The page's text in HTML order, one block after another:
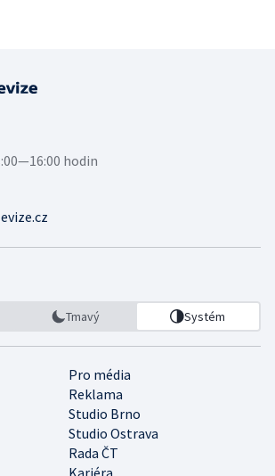
hodin
Tmavý Systém
Pro média
Reklama
Studio Brno
Studio Ostrava
Rada ČT
Kariéra